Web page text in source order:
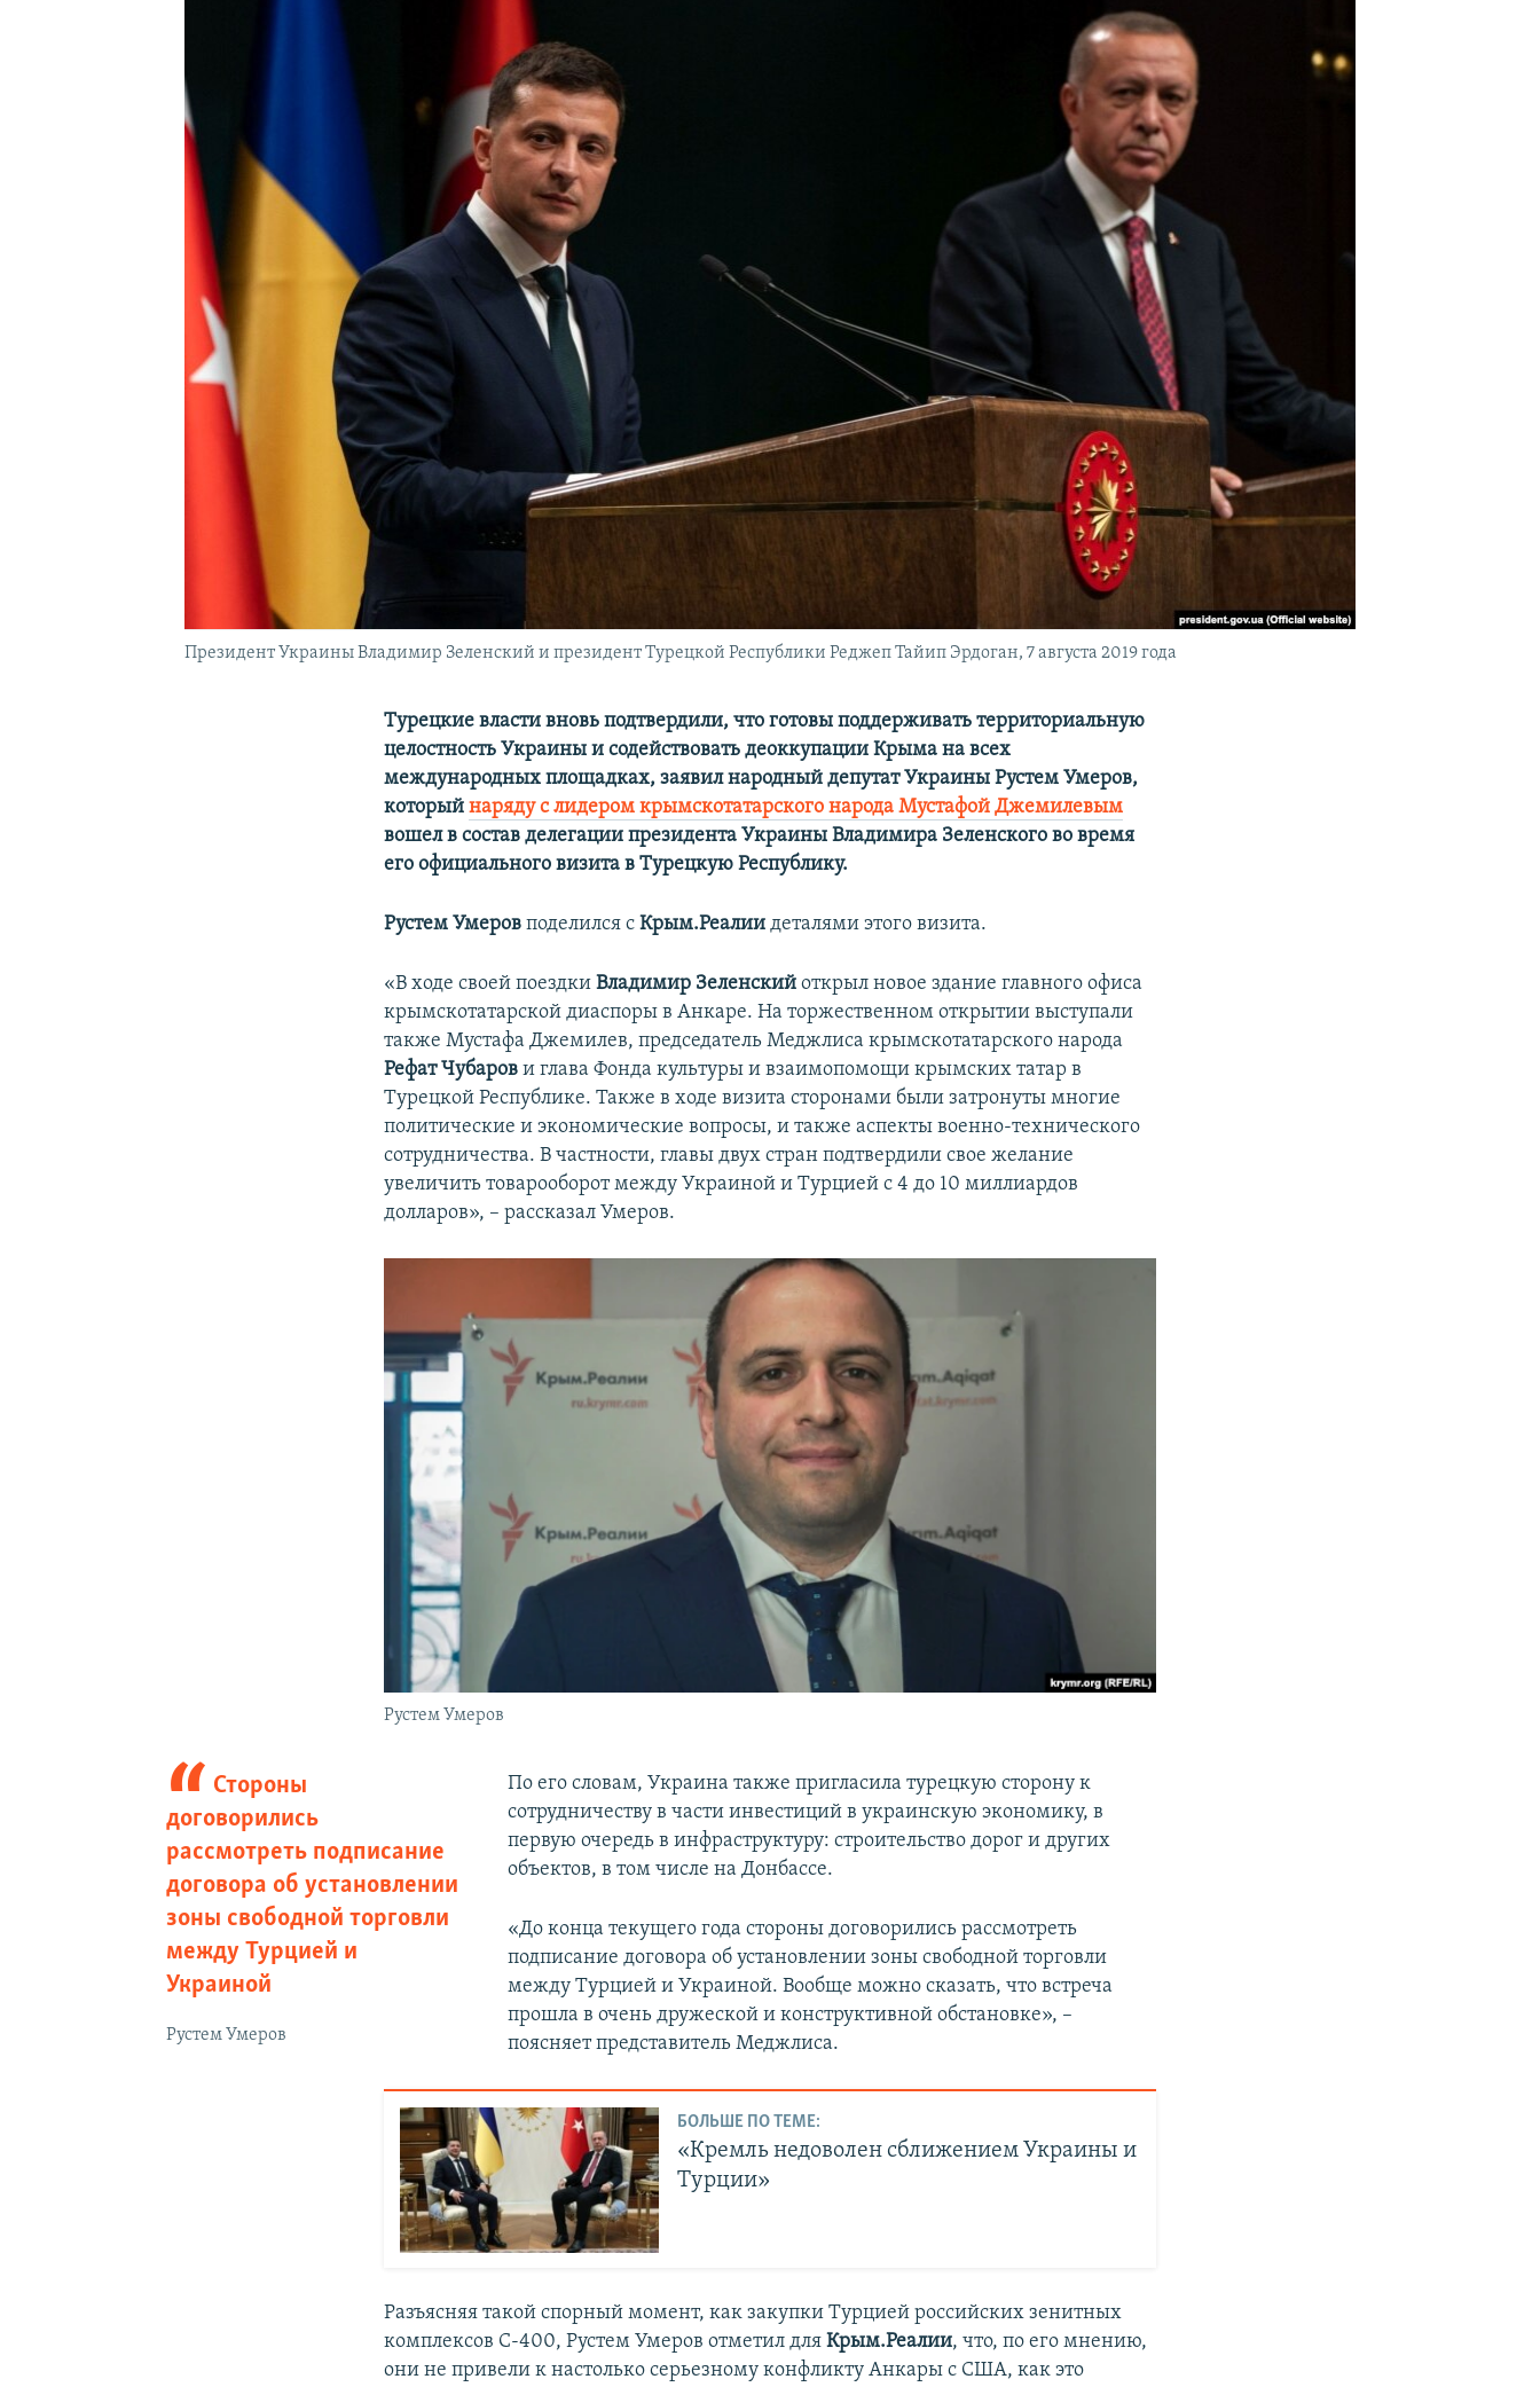
УКРАИНСКАЯ ПРОБЛЕМА КРЫМА
Президент Украины Владимир Зеленский и президент Турецкой Республики Реджеп Тайип Эрдоган, 7 августа 2019 года
Турецкие власти вновь подтвердили, что готовы поддерживать территориальную
целостность Украины и содействовать деоккупации Крыма на всех
международных площадках, заявил народный депутат Украины Рустем Умеров,
которыйнаряду с лидером крымскотатарского народа Мустафой Джемилевым
вошел в состав делегации президента Украины Владимира Зеленского во время
его официального визита в Турецкую Республику.
Рустем Умеров поделился сКрым.Реалиидеталями этого визита.
«В ходе своей поездкиВладимир Зеленский открыл новое здание главного офиса
крымскотатарской диаспоры в Анкаре. На торжественном открытии выступали
также Мустафа Джемилев, председатель Меджлиса крымскотатарского народа
Рефат Чубаров и глава Фонда культуры и взаимопомощи крымских татар в
Турецкой Республике. Также в ходе визита сторонами были затронуты многие
политические и экономические вопросы, и также аспекты военно-технического
сотрудничества. В частности, главы двух стран подтвердили свое желание
увеличить товарооборот между Украиной и Турцией с 4 до 10 миллиардов
долларов», – рассказал Умеров.
Рустем Умеров
Стороны
договорились
рассмотреть подписание
договора об установлении
зоны свободной торговли
между Турцией и
Украиной
Рустем Умеров
По его словам, Украина также пригласила турецкую сторону к
сотрудничеству в части инвестиций в украинскую экономику, в
первую очередь в инфраструктуру: строительство дорог и других
объектов, в том числе на Донбассе.
«До конца текущего года стороны договорились рассмотреть
подписание договора об установлении зоны свободной торговли
между Турцией и Украиной. Вообще можно сказать, что встреча
прошла в очень дружеской и конструктивной обстановке», –
поясняет представитель Меджлиса.
БОЛЬШЕ ПО ТЕМЕ:
«Кремль недоволен сближением Украины и
Турции»
Разъясняя такой спорный момент, как закупки Турцией российских зенитных
комплексов С-400, Рустем Умеров отметил дляКрым.Реалии, что, по его мнению,
они не привели к настолько серьезному конфликту Анкары с США, как это